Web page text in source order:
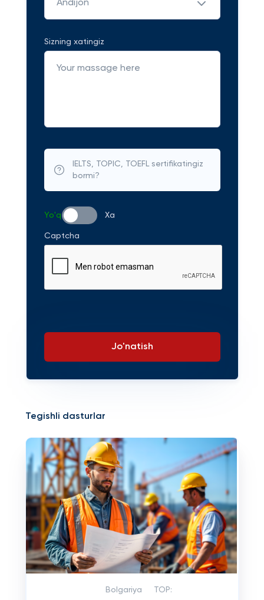
Andijon
Sizning xatingiz
IELTS, TOPIC, TOEFL sertifikatingiz
bormi?
Yo'q Xa
Captcha
Jo'natish
Tegishli dasturlar
Bolgariya TOP: